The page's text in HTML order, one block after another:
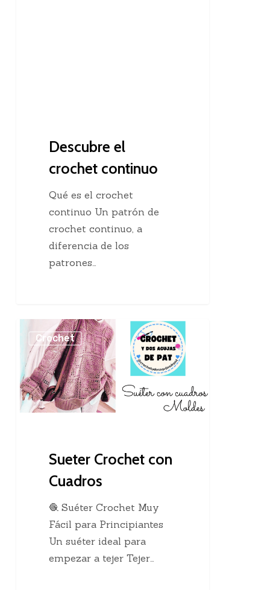
Descubre el
crochet continuo
Qué es el crochet
continuo Un patrón de
crochet continuo, a
diferencia de los
patrones…
Crochet
con
Cuadros
Crochet
Sueter Crochet con
Cuadros
🧶 Suéter Crochet Muy
Fácil para Principiantes
Un suéter ideal para
empezar a tejer Tejer…